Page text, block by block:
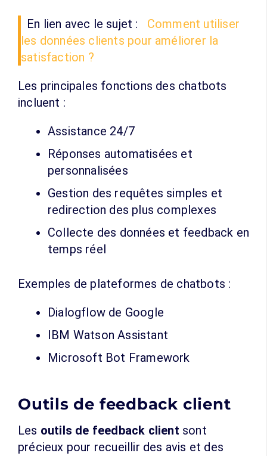
En lien avec le sujet :
Comment utiliser
les données clients pour améliorer la
satisfaction ?
Les principales fonctions des chatbots
incluent :
Assistance 24/7
Réponses automatisées et
personnalisées
Gestion des requêtes simples et
redirection des plus complexes
Collecte des données et feedback en
temps réel
Exemples de plateformes de chatbots :
Dialogflow de Google
IBM Watson Assistant
Microsoft Bot Framework
Outils de feedback client
Les outils de feedback client sont
précieux pour recueillir des avis et des